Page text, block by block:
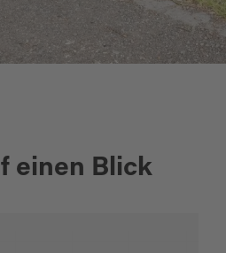
einen Blick